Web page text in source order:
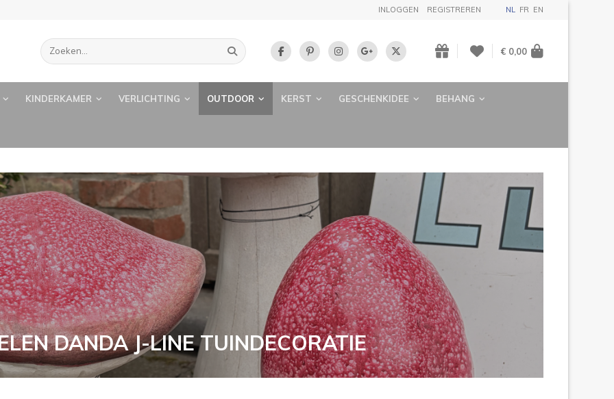
INLOGGEN REGISTREREN NL FR EN
€ 0,00
KINDERKAMER VERLICHTING OUTDOOR KERST GESCHENKIDEE BEHANG
DANDA J-LINE TUINDECORATIE